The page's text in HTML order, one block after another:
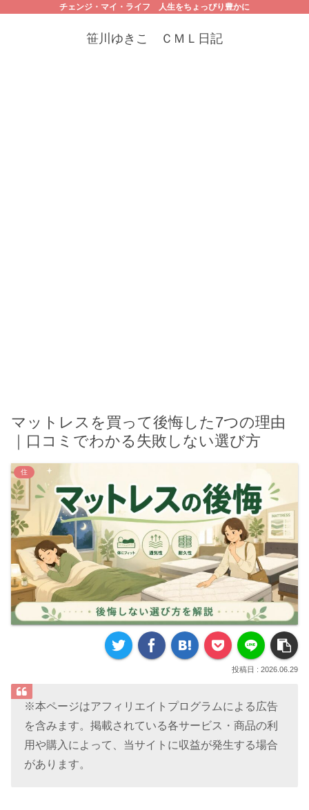
チェンジ・マイ・ライフ 人生をちょっぴり豊かに
笹川ゆきこ ＣＭＬ日記
マットレスを買って後悔した7つの理由
｜口コミでわかる失敗しない選び方
住
2026.06.29
※本ページはアフィリエイトプログラムによる広告
を含みます。掲載されている各サービス・商品の利
用や購入によって、当サイトに収益が発生する場合
があります。